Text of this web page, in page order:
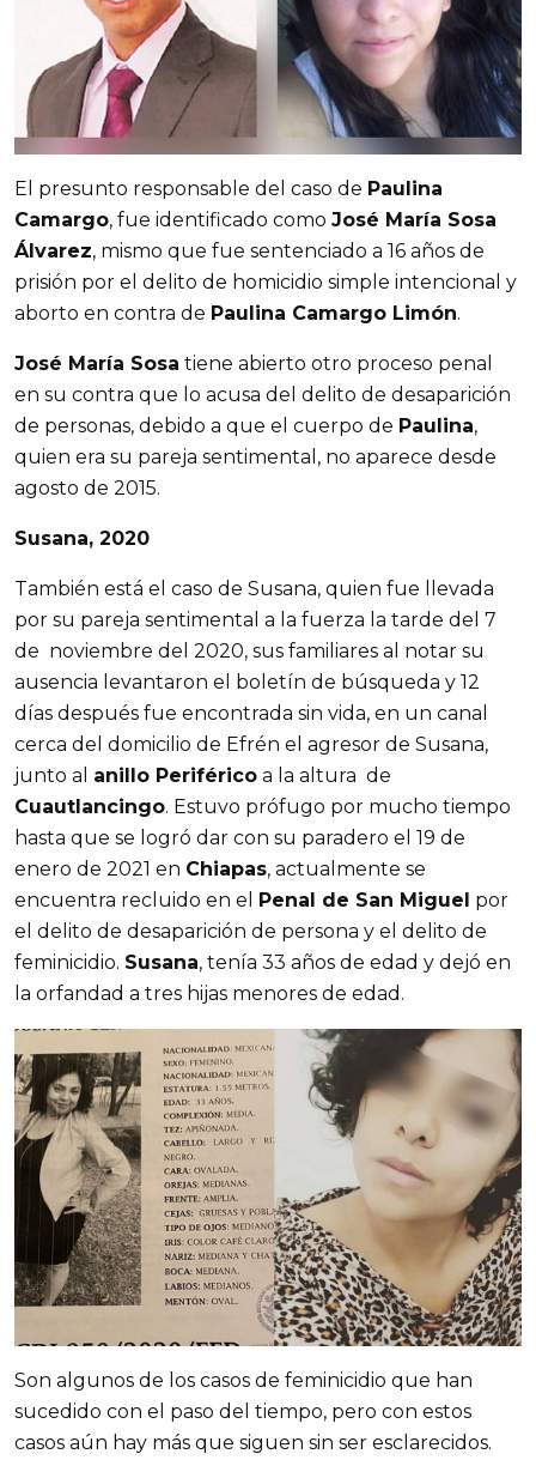
El presunto responsable del caso de Paulina
Camargo, fue identificado como José María Sosa
Álvarez, mismo que fue sentenciado a 16 años de
prisión por el delito de homicidio simple intencional y
aborto en contra de Paulina Camargo Limón.
José María Sosa tiene abierto otro proceso penal
en su contra que lo acusa del delito de desaparición
de personas, debido a que el cuerpo de Paulina,
quien era su pareja sentimental, no aparece desde
agosto de 2015.
Susana, 2020
También está el caso de Susana, quien fue llevada
por su pareja sentimental a la fuerza la tarde del 7
de noviembre del 2020, sus familiares al notar su
ausencia levantaron el boletín de búsqueda y 12
días después fue encontrada sin vida, en un canal
cerca del domicilio de Efrén el agresor de Susana,
junto al anillo Periférico a la altura de
Cuautlancingo. Estuvo prófugo por mucho tiempo
hasta que se logró dar con su paradero el 19 de
enero de 2021 en Chiapas, actualmente se
encuentra recluido en el Penal de San Miguel por
el delito de desaparición de persona y el delito de
feminicidio. Susana, tenía 33 años de edad y dejó en
la orfandad a tres hijas menores de edad.
Son algunos de los casos de feminicidio que han
sucedido con el paso del tiempo, pero con estos
casos aún hay más que siguen sin ser esclarecidos.